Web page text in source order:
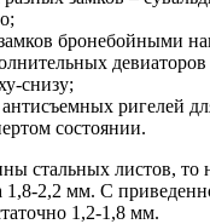
бронебойными
девиаторов
снизу;
ригелей
состоянии.
стальных листов, то
1,8-2,2 мм. С
1,2-1,8 мм.